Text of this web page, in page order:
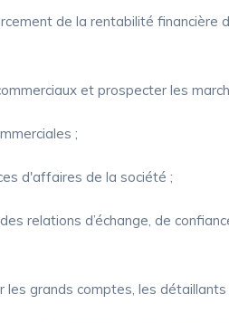
de la rentabilité financière
et prospecter les
;
d'affaires de la société ;
relations d’échange, de
les grands comptes, les